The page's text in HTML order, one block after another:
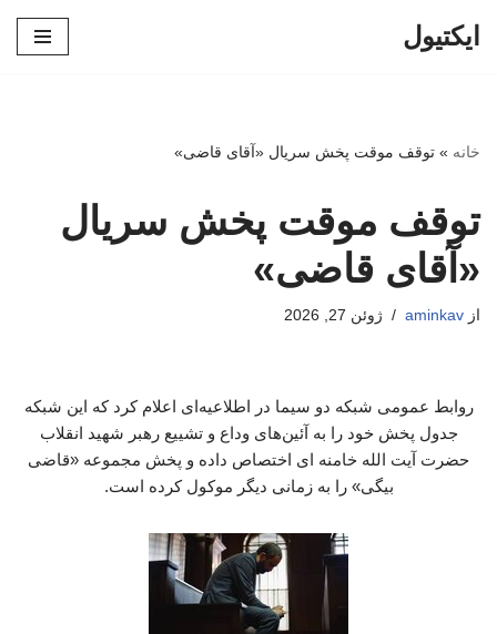
ایکتیول
خانه » توقف موقت پخش سریال «آقای قاضی»
توقف موقت پخش سریال
«آقای قاضی»
از aminkav ژوئن 27, 2026
روابط عمومی شبکه دو سیما در اطلاعیه‌ای اعلام کرد که این شبکه
جدول پخش خود را به آئین‌های وداع و تشییع رهبر شهید انقلاب
حضرت آیت الله خامنه ای اختصاص داده و پخش مجموعه «قاضی
بیگی» را به زمانی دیگر موکول کرده است.